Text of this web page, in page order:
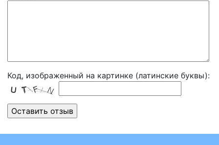
Код, изображенный на картинке (латинские буквы):